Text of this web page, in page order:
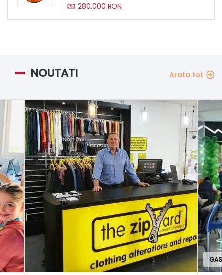
280.000 RON
NOUTATI Arata tot